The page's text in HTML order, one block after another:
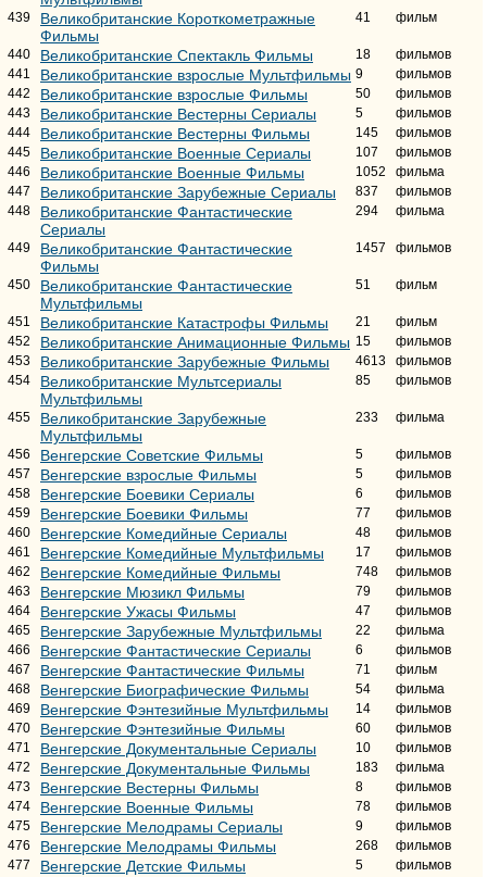
439
Великобританские Короткометражные
Фильмы
41 фильм
440 Великобританские Спектакль Фильмы 18
фильмов
441
Великобританские взрослые Мультфильмы 9
фильмов
442
Великобританские взрослые Фильмы 50
фильмов
443
Великобританские Вестерны Сериалы 5
фильмов
444
Великобританские Вестерны Фильмы 145
фильмов
445
Великобританские Военные Сериалы 107
фильмов
446
Великобританские Военные Фильмы 1052
фильма
447
Великобританские Зарубежные Сериалы 837
фильмов
448
Великобританские Фантастические
Сериалы
294 фильма
449
Великобританские Фантастические
Фильмы
1457 фильмов
450
Великобританские Фантастические
Мультфильмы
51 фильм
451 Великобританские Катастрофы Фильмы 21
фильм
452
Великобританские Анимационные Фильмы 15
фильмов
453
Великобританские Зарубежные Фильмы 4613
фильмов
454
Великобританские Мультсериалы
Мультфильмы
85 фильмов
455
Великобританские Зарубежные
Мультфильмы
233 фильма
456 Венгерские Советские Фильмы 5
фильмов
457
Венгерские взрослые Фильмы 5
фильмов
458
Венгерские Боевики Сериалы 6
фильмов
459
Венгерские Боевики Фильмы 77
фильмов
460
Венгерские Комедийные Сериалы 48
фильмов
461
Венгерские Комедийные Мультфильмы 17
фильмов
462
Венгерские Комедийные Фильмы 748
фильмов
463
Венгерские Мюзикл Фильмы 79
фильмов
464
Венгерские Ужасы Фильмы 47
фильмов
465
Венгерские Зарубежные Мультфильмы 22
фильма
466
Венгерские Фантастические Сериалы 6
фильмов
467
Венгерские Фантастические Фильмы 71
фильм
468
Венгерские Биографические Фильмы 54
фильма
469
Венгерские Фэнтезийные Мультфильмы 14
фильмов
470
Венгерские Фэнтезийные Фильмы 60
фильмов
471
Венгерские Документальные Сериалы 10
фильмов
472
Венгерские Документальные Фильмы 183
фильма
473
Венгерские Вестерны Фильмы 8
фильмов
474
Венгерские Военные Фильмы 78
фильмов
475
Венгерские Мелодрамы Сериалы 9
фильмов
476
Венгерские Мелодрамы Фильмы 268
фильмов
477
Венгерские Детские Фильмы 5
фильмов